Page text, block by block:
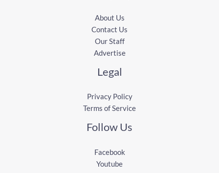
About Us
Contact Us
Our Staff
Advertise
Legal
Privacy Policy
Terms of Service
Follow Us
Facebook
Youtube